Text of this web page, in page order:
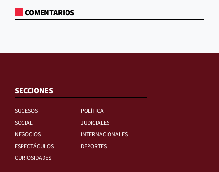
COMENTARIOS
SECCIONES
SUCESOS
POLÍTICA
SOCIAL
JUDICIALES
NEGOCIOS
INTERNACIONALES
ESPECTÁCULOS
DEPORTES
CURIOSIDADES